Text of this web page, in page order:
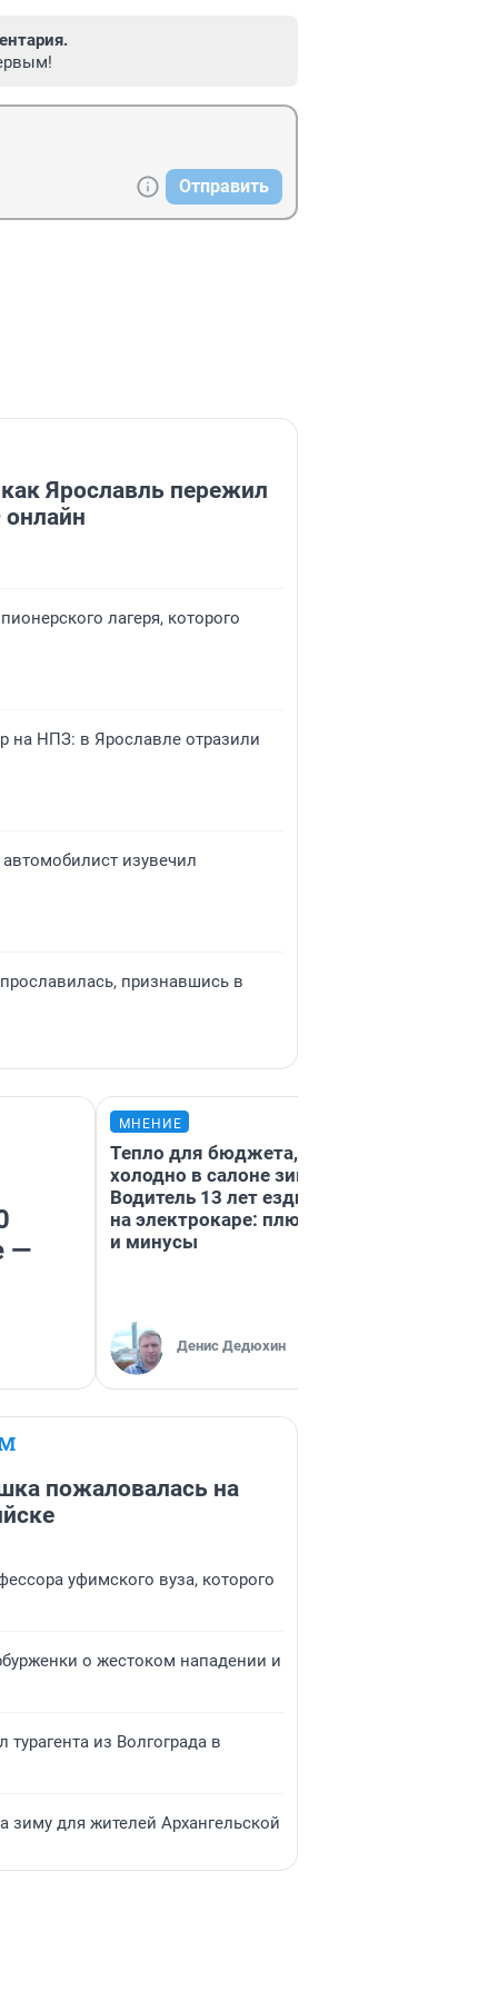
Отправить
Ярославль пережил
лагеря, которого
на НПЗ: в Ярославле отразили
изувечил
признавшись в
—
МНЕНИЕ
Тепло для бюджета, но
холодно в салоне зимой.
Водитель 13 лет ездит
на электрокаре: плюсы
и минусы
Денис Дедюхин
пожаловалась на
уфимского вуза, которого
о жестоком нападении и
из Волгограда в
зиму для жителей Архангельской